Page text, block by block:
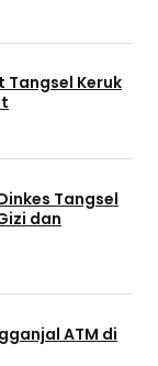
Tangsel Keruk
Tangsel
dan
ATM di